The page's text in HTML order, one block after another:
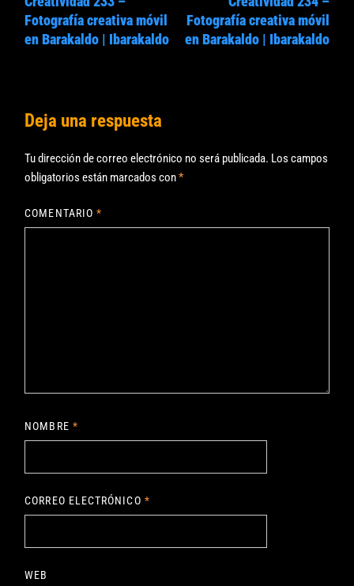
entradas
Fotografía creativa móvil
en Barakaldo | Ibarakaldo
Fotografía creativa móvil
en Barakaldo | Ibarakaldo
Deja una respuesta
Tu dirección de correo electrónico no será publicada. Los campos
obligatorios están marcados con*
COMENTARIO*
NOMBRE *
CORREO ELECTRÓNICO *
WEB